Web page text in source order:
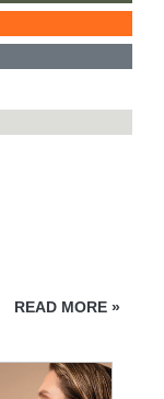
READ MORE »